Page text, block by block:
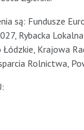
są: Fundusze
Rybacka Lokalna
Krajowa
Rolnictwa,